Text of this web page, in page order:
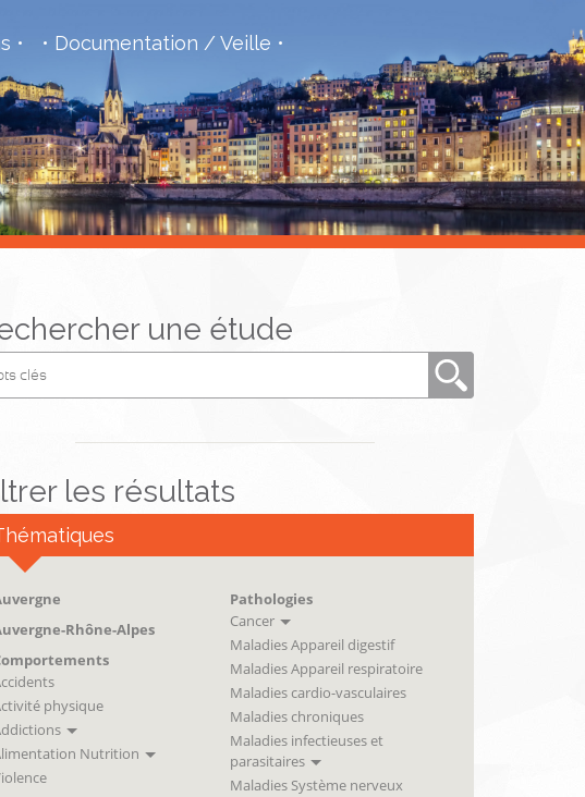
Documentation / Veille
une étude
les résultats
Rhône-Alpes
physique
Nutrition
Pathologies
Cancer
Maladies Appareil digestif
Maladies Appareil respiratoire
Maladies cardio-vasculaires
Maladies chroniques
Maladies infectieuses et
parasitaires
Maladies Système nerveux